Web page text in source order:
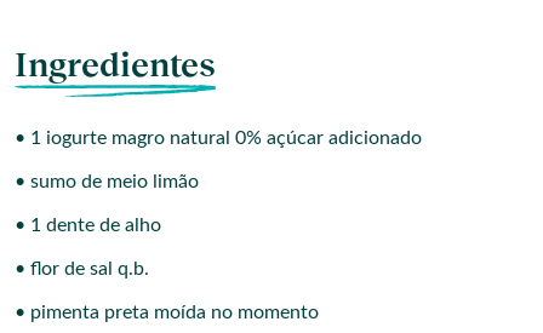
Ingredientes
• 1 iogurte magro natural 0% açúcar adicionado
• sumo de meio limão
• 1 dente de alho
• flor de sal q.b.
• pimenta preta moída no momento